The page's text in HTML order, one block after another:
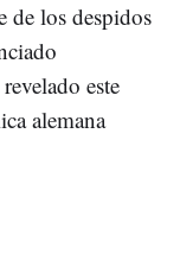
de los despidos
este
alemana